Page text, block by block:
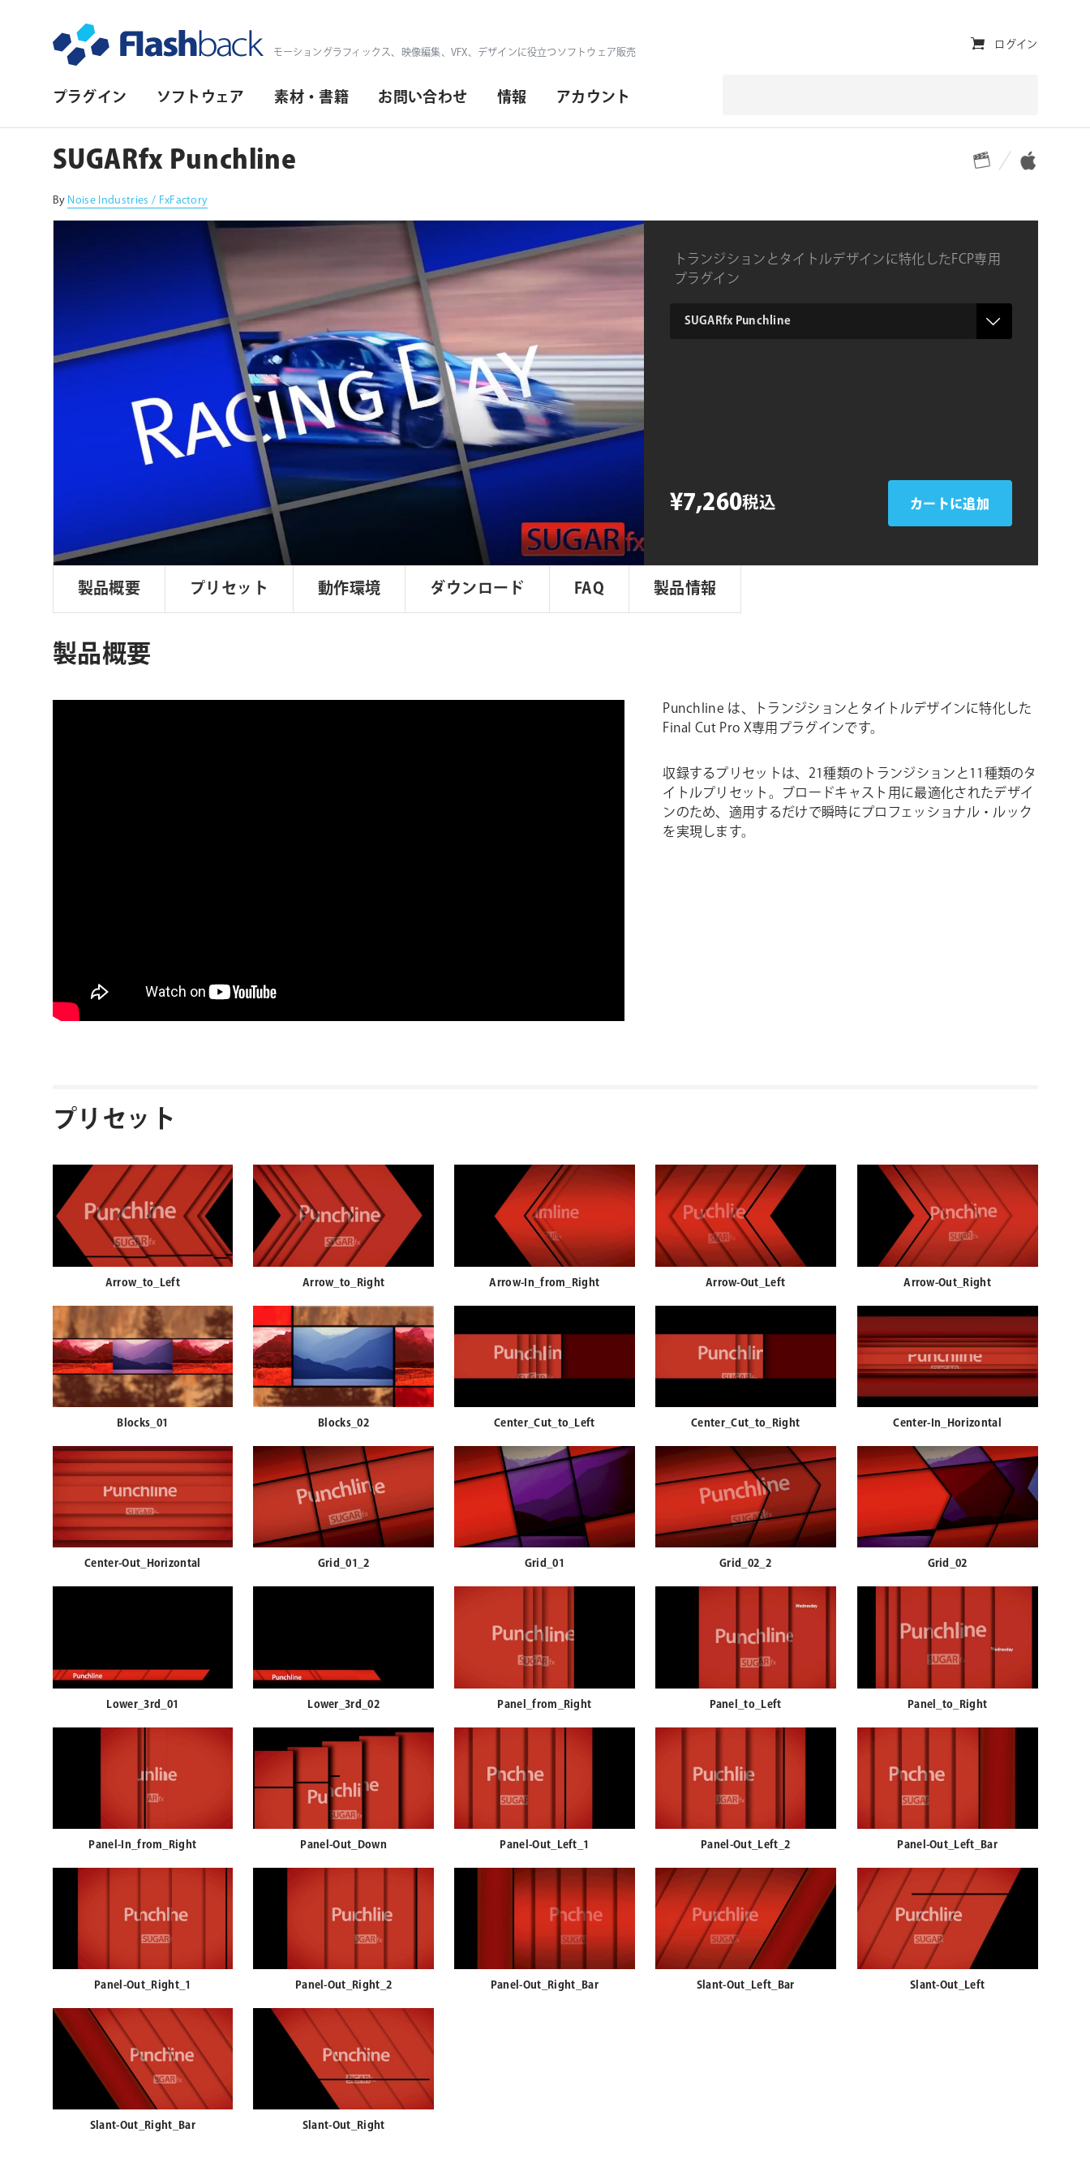
モーショングラフィックス、映像編集、VFX、デザインに役立つソフトウェア販売
プ
イ
マ
リ・
シ
ョ
プラグイン ソフトウェア 素材・書籍 お問い合わせ 情報 アカウント
ユ
ィ
リ
ィ・
ナ
ゲ
ー
ログイン
SUGARfx Punchline 対応プラットフォーム 対応OS
By Noise Industries / FxFactory
トランジションとタイトルデザインに特化したFCP専用
プラグイン
product
¥7,260税込 カートに追加
製品概要 プリセット 動作環境 ダウンロード FAQ 製品情報
製品概要
Punchline は、トランジションとタイトルデザインに特化した
Final Cut Pro X専用プラグインです。
収録するプリセットは、21種類のトランジションと11種類のタ
イトルプリセット。ブロードキャスト用に最適化されたデザイ
ンのため、適用するだけで瞬時にプロフェッショナル・ルック
を実現します。
プリセット
Arrow_to_Left Arrow_to_Right Arrow-In_from_Right Arrow-Out_Left Arrow-Out_Right
Blocks_01 Blocks_02 Center_Cut_to_Left Center_Cut_to_Right Center-In_Horizontal
Center-Out_Horizontal Grid_01_2 Grid_01 Grid_02_2 Grid_02
Lower_3rd_01 Lower_3rd_02 Panel_from_Right Panel_to_Left Panel_to_Right
Panel-In_from_Right Panel-Out_Down Panel-Out_Left_1 Panel-Out_Left_2 Panel-Out_Left_Bar
Panel-Out_Right_1 Panel-Out_Right_2 Panel-Out_Right_Bar Slant-Out_Left_Bar Slant-Out_Left
Slant-Out_Right_Bar Slant-Out_Right